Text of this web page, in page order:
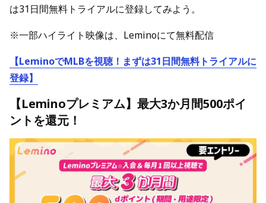
は31日間無料トライアルに登録してみよう。
※一部ハイライト映像は、Leminoにて無料配信
【LeminoでMLBを視聴！まずは31日間無料トライアルに
登録】
【Leminoプレミアム】最大3か月間500ポイ
ントを還元！